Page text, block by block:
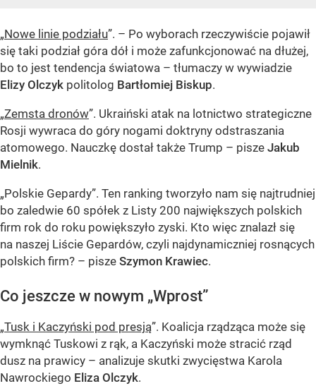
„Nowe linie podziału”. – Po wyborach rzeczywiście pojawił
się taki podział góra dół i może zafunkcjonować na dłużej,
bo to jest tendencja światowa – tłumaczy w wywiadzie
Elizy Olczyk politolog Bartłomiej Biskup.
„Zemsta dronów”. Ukraiński atak na lotnictwo strategiczne
Rosji wywraca do góry nogami doktryny odstraszania
atomowego. Nauczkę dostał także Trump – pisze Jakub
Mielnik.
„Polskie Gepardy”. Ten ranking tworzyło nam się najtrudniej
bo zaledwie 60 spółek z Listy 200 największych polskich
firm rok do roku powiększyło zyski. Kto więc znalazł się
na naszej Liście Gepardów, czyli najdynamiczniej rosnących
polskich firm? – pisze Szymon Krawiec.
Co jeszcze w nowym „Wprost”
„Tusk i Kaczyński pod presją”. Koalicja rządząca może się
wymknąć Tuskowi z rąk, a Kaczyński może stracić rząd
dusz na prawicy – analizuje skutki zwycięstwa Karola
Nawrockiego Eliza Olczyk.